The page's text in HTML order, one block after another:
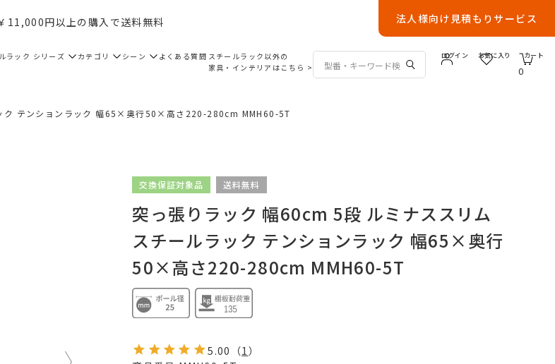
11,000円以上の購入で送料無料 法人様向け見積もりサービス
ラック シリーズ カテゴリ シーン よくある質問 スチールラック以外の
家具・インテリアはこちら >
ログイン お気に入り
0
カート
ク テンションラック 幅65×奥行50×高さ220-280cm MMH60-5T
交換保証対象品 送料無料
突っ張りラック 幅60cm 5段 ルミナススリム
スチールラック テンションラック 幅65×奥行
50×高さ220-280cm MMH60-5T
5.00 （1 ）